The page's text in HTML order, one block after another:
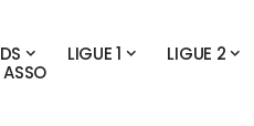
LIGUE 1 LIGUE 2